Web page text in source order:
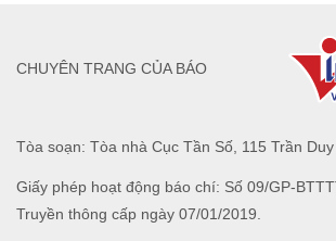
Tòa soạn: Tòa nhà Cục Tần Số, 115 Trần
Giấy phép hoạt động báo chí: Số 09/GP-
Truyền thông cấp ngày 07/01/2019.
CHUYÊN TRANG CỦA BÁO